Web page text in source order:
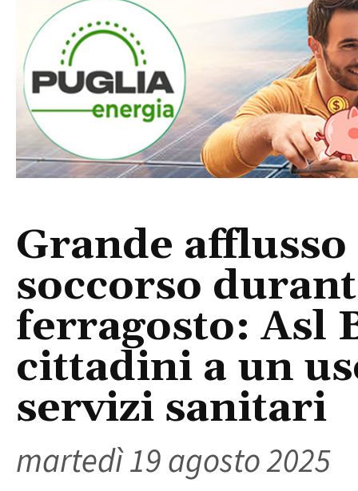
Grande
soccorso
ferragosto: Asl
cittadini a un
servizi sanitari
martedì 19 agosto 2025